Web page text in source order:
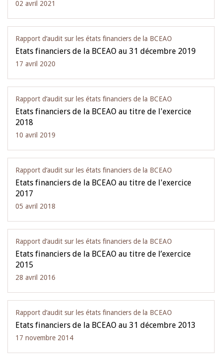
02 avril 2021
Rapport d‘audit sur les états financiers de la BCEAO
Etats financiers de la BCEAO au 31 décembre 2019
17 avril 2020
Rapport d‘audit sur les états financiers de la BCEAO
Etats financiers de la BCEAO au titre de l'exercice
2018
10 avril 2019
Rapport d‘audit sur les états financiers de la BCEAO
Etats financiers de la BCEAO au titre de l'exercice
2017
05 avril 2018
Rapport d‘audit sur les états financiers de la BCEAO
Etats financiers de la BCEAO au titre de l’exercice
2015
28 avril 2016
Rapport d‘audit sur les états financiers de la BCEAO
Etats financiers de la BCEAO au 31 décembre 2013
17 novembre 2014